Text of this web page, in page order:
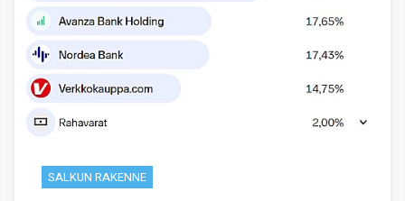
SALKUN RAKENNE